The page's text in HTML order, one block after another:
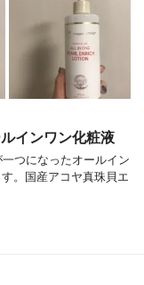
インワン化粧液
つになったオールイン
。国産アコヤ真珠貝エ